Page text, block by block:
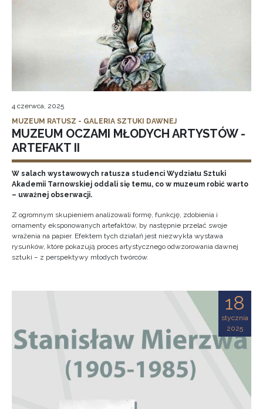
4 czerwca, 2025
MUZEUM RATUSZ - GALERIA SZTUKI DAWNEJ
MUZEUM OCZAMI MŁODYCH ARTYSTÓW -
ARTEFAKT II
W salach wystawowych ratusza studenci Wydziału Sztuki
Akademii Tarnowskiej oddali się temu, co w muzeum robić warto
– uważnej obserwacji.
Z ogromnym skupieniem analizowali formę, funkcję, zdobienia i
ornamenty eksponowanych artefaktów, by następnie przelać swoje
wrażenia na papier. Efektem tych działań jest niezwykła wystawa
rysunków, które pokazują proces artystycznego odwzorowania dawnej
sztuki – z perspektywy młodych twórców.
18
stycznia
2025